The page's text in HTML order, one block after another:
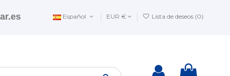
Español EUR € Lista de deseos (0)